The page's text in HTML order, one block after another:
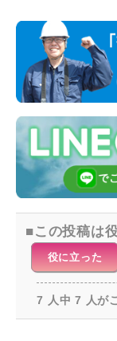
この投稿は
役に立った
7 人中 7 人が